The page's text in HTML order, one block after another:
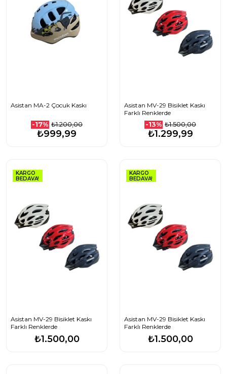
Asistan MA-2 Çocuk Kaskı
-17% ₺1.200,00
₺999,99
Asistan MV-29 Bisiklet Kaskı
Farklı Renklerde
-13% ₺1.500,00
₺1.299,99
KARGO
BEDAVA!
Asistan MV-29 Bisiklet Kaskı
Farklı Renklerde
₺1.500,00
KARGO
BEDAVA!
Asistan MV-29 Bisiklet Kaskı
Farklı Renklerde
₺1.500,00